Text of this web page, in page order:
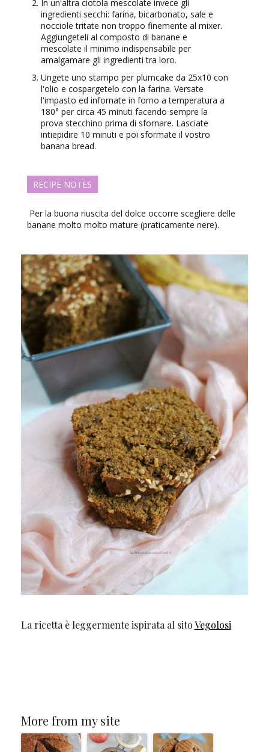
In un'altra ciotola mescolate invece gli
ingredienti secchi: farina, bicarbonato, sale e
nocciole tritate non troppo finemente al mixer.
Aggiungeteli al composto di banane e
mescolate il minimo indispensabile per
amalgamare gli ingredienti tra loro.
Ungete uno stampo per plumcake da 25x10 con
l'olio e cospargetelo con la farina. Versate
l'impasto ed infornate in forno a temperatura a
180° per circa 45 minuti facendo sempre la
prova stecchino prima di sfornare. Lasciate
intiepidire 10 minuti e poi sformate il vostro
banana bread.
RECIPE NOTES
Per la buona riuscita del dolce occorre scegliere delle
banane molto molto mature (praticamente nere).
La ricetta è leggermente ispirata al sitoVegolosi
More from my site